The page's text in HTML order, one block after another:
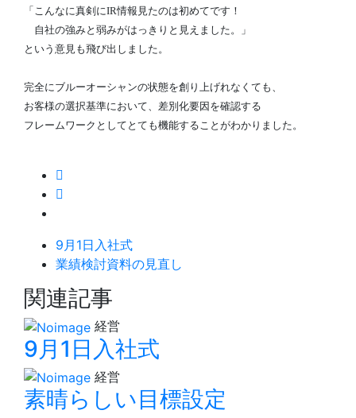
「こんなに真剣にIR情報見たのは初めてです！
自社の強みと弱みがはっきりと見えました。」
という意見も飛び出しました。
完全にブルーオーシャンの状態を創り上げれなくても、
お客様の選択基準において、差別化要因を確認する
フレームワークとしてとても機能することがわかりました。
9月1日入社式
業績検討資料の見直し
関連記事
経営
9月1日入社式
経営
素晴らしい目標設定